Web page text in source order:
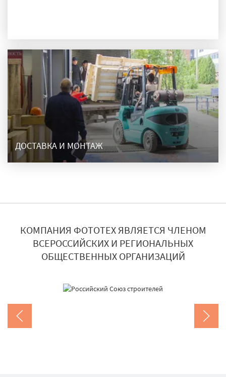
ДОСТАВКА И МОНТАЖ
КОМПАНИЯ ФОТОТЕХ ЯВЛЯЕТСЯ ЧЛЕНОМ
ВСЕРОССИЙСКИХ И РЕГИОНАЛЬНЫХ
ОБЩЕСТВЕННЫХ ОРГАНИЗАЦИЙ